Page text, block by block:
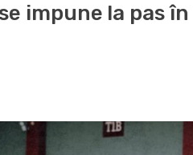
impune la pas